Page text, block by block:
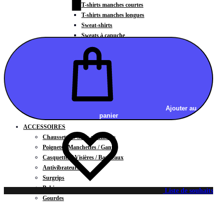
T-shirts manches courtes
T-shirts manches longues
Sweat-shirts
Sweats à capuche
Sweats à capuche zippé
Vestes
BAS
Leggings
CARTES CADEAUX
ACCESSOIRES
Chaussettes / Sous-vêtements
Poignets / Manchettes / Gants
Casquettes / Visières / Bandeaux
Antivibrateurs
Surgrips
Bobines
Gourdes
Ajouter au
panier
Liste de souhaits